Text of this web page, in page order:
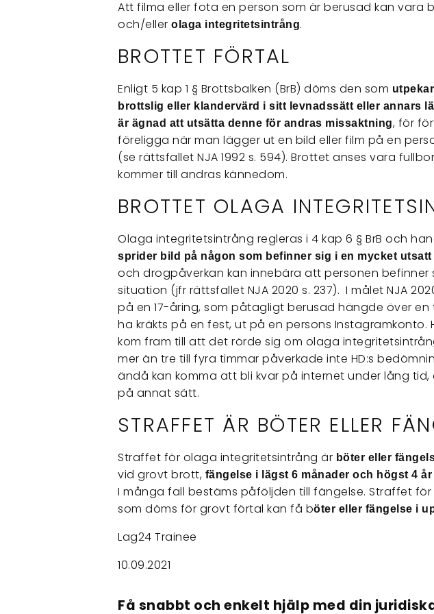
Att filma eller fota en person som är berusad kan vara
och/eller olaga integritetsintrång.
BROTTET FÖRTAL
Enligt 5 kap 1 § Brottsbalken (BrB) döms den som
brottslig eller klandervärd i sitt levnadssätt eller annars
är ägnad att utsätta denne för andras missaktning, för
föreligga när man lägger ut en bild eller film på en
(se rättsfallet NJA 1992 s. 594). Brottet anses vara
kommer till andras kännedom.
BROTTET OLAGA
Olaga integritetsintrång regleras i 4 kap 6 § BrB och
sprider bild på någon som befinner sig i en mycket
och drogpåverkan kan innebära att personen befinner
situation (jfr rättsfallet NJA 2020 s. 237). I målet NJA
på en 17-åring, som påtagligt berusad hängde över
ha kräkts på en fest, ut på en persons Instagramkonto.
kom fram till att det rörde sig om olaga
mer än tre till fyra timmar påverkade inte HD:s
ändå kan komma att bli kvar på internet under lång tid,
på annat sätt.
STRAFFET ÄR BÖTER ELLER
Straffet för olaga integritetsintrång är böter eller
vid grovt brott, fängelse i lägst 6 månader och högst 4 år
I många fall bestäms påföljden till fängelse. Straffet
som döms för grovt förtal kan få böter eller fängelse i
Lag24 Trainee
10.09.2021
Få snabbt och enkelt hjälp med din